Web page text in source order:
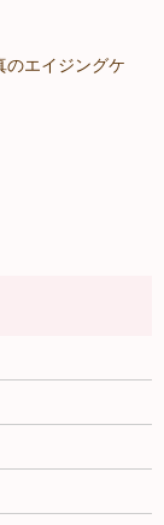
のエイジングケ